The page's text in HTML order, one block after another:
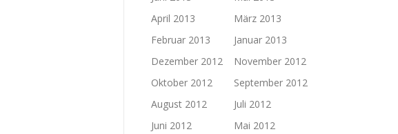
April 2013
März 2013
Februar 2013
Januar 2013
Dezember 2012
November 2012
Oktober 2012
September 2012
August 2012
Juli 2012
Juni 2012
Mai 2012